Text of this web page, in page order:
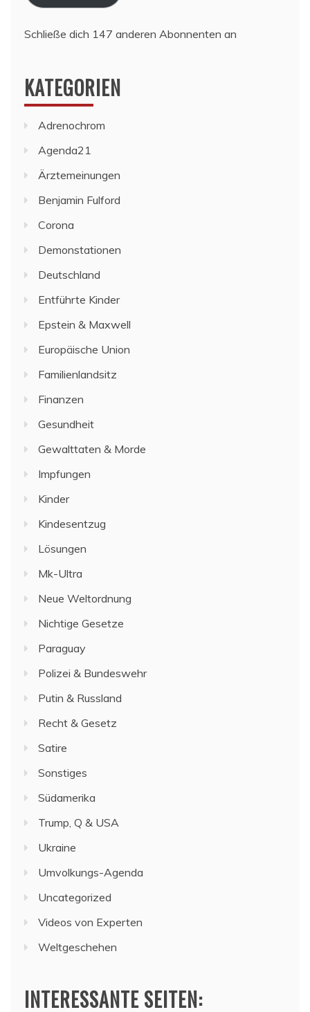
Schließe dich 147 anderen Abonnenten an
KATEGORIEN
Adrenochrom
Agenda21
Ärztemeinungen
Benjamin Fulford
Corona
Demonstationen
Deutschland
Entführte Kinder
Epstein & Maxwell
Europäische Union
Familienlandsitz
Finanzen
Gesundheit
Gewalttaten & Morde
Impfungen
Kinder
Kindesentzug
Lösungen
Mk-Ultra
Neue Weltordnung
Nichtige Gesetze
Paraguay
Polizei & Bundeswehr
Putin & Russland
Recht & Gesetz
Satire
Sonstiges
Südamerika
Trump, Q & USA
Ukraine
Umvolkungs-Agenda
Uncategorized
Videos von Experten
Weltgeschehen
INTERESSANTE SEITEN: